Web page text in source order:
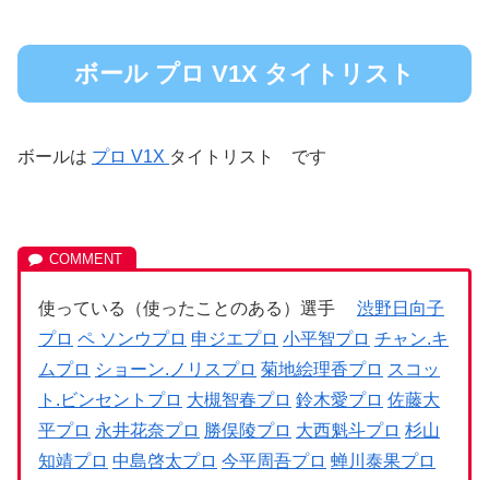
ボール プロ V1X タイトリスト
ボールは プロ V1X タイトリスト です
使っている（使ったことのある）選手 渋野日向子
プロ ペ ソンウプロ 申ジエプロ 小平智プロ チャン.キ
ムプロ ショーン.ノリスプロ 菊地絵理香プロ スコッ
ト.ビンセントプロ 大槻智春プロ 鈴木愛プロ 佐藤大
平プロ 永井花奈プロ 勝俣陵プロ 大西魁斗プロ 杉山
知靖プロ 中島啓太プロ 今平周吾プロ 蝉川泰果プロ